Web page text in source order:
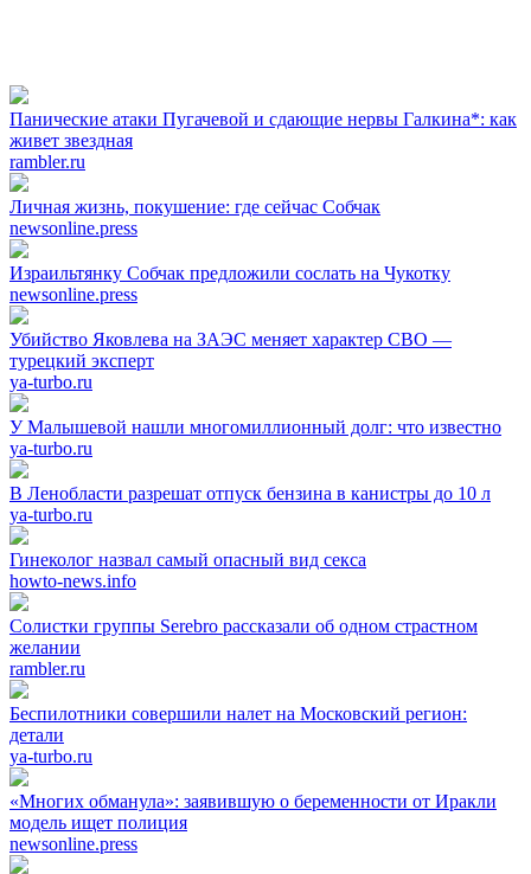
Панические атаки Пугачевой и сдающие нервы Галкина*: как
живет звездная
rambler.ru
Личная жизнь, покушение: где сейчас Собчак
newsonline.press
Израильтянку Собчак предложили сослать на Чукотку
newsonline.press
Убийство Яковлева на ЗАЭС меняет характер СВО —
турецкий эксперт
ya-turbo.ru
У Малышевой нашли многомиллионный долг: что известно
ya-turbo.ru
В Ленобласти разрешат отпуск бензина в канистры до 10 л
ya-turbo.ru
Гинеколог назвал самый опасный вид секса
howto-news.info
Солистки группы Serebro рассказали об одном страстном
желании
rambler.ru
Беспилотники совершили налет на Московский регион:
детали
ya-turbo.ru
«Многих обманула»: заявившую о беременности от Иракли
модель ищет полиция
newsonline.press